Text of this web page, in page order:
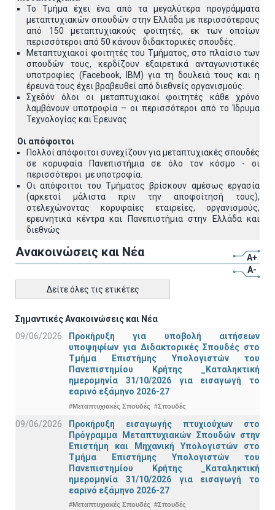
Το Τμήμα έχει ένα από τα μεγαλύτερα προγράμματα
μεταπτυχιακών σπουδών στην Ελλάδα με περισσότερους
από 150 μεταπτυχιακούς φοιτητές, εκ των οποίων
περισσότεροι από 50 κάνουν διδακτορικές σπουδές.
Μεταπτυχιακοί φοιτητές του Τμήματος, στο πλαίσιο των
σπουδών τους, κερδίζουν εξαιρετικά ανταγωνιστικές
υποτροφίες (Facebook, IBM) για τη δουλειά τους και η
έρευνά τους έχει βραβευθεί από διεθνείς οργανισμούς.
Σχεδόν όλοι οι μεταπτυχιακοί φοιτητές κάθε χρόνο
λαμβάνουν υποτροφία – οι περισσότεροι από το Ίδρυμα
Τεχνολογίας και Έρευνας
Οι απόφοιτοι
Πολλοί απόφοιτοι συνεχίζουν για μεταπτυχιακές σπουδές
σε κορυφαία Πανεπιστήμια σε όλο τον κόσμο - οι
περισσότεροι με υποτροφία.
Οι απόφοιτοι του Τμήματος βρίσκουν αμέσως εργασία
(αρκετοί μάλιστα πριν την αποφοίτησή τους),
στελεχώνοντας κορυφαίες εταιρείες, οργανισμούς,
ερευνητικά κέντρα και Πανεπιστήμια στην Ελλάδα και
διεθνώς
Ανακοινώσεις και Νέα
A+
A-
Δείτε όλες τις ετικέτες
Σημαντικές Ανακοινώσεις και Νέα
09/06/2026
Προκήρυξη για υποβολή αιτήσεων
υποψηφίων για Διδακτορικές Σπουδές στο
Τμήμα Eπιστήμης Υπολογιστών του
Πανεπιστημίου Κρήτης _Καταληκτική
ημερομηνία 31/10/2026 για εισαγωγή το
εαρινό εξάμηνο 2026-27
#Μεταπτυχιακές Σπουδές #Σπουδές
09/06/2026
Προκήρυξη εισαγωγής πτυχιούχων στo
Πρόγραμμα Μεταπτυχιακών Σπουδών στην
Επιστήμη και Μηχανική Υπολογιστών στο
Τμήμα Eπιστήμης Υπολογιστών του
Πανεπιστημίου Κρήτης _Καταληκτική
ημερομηνία 31/10/2026 για εισαγωγή το
εαρινό εξάμηνο 2026-27
#Μεταπτυχιακές Σπουδές #Σπουδές